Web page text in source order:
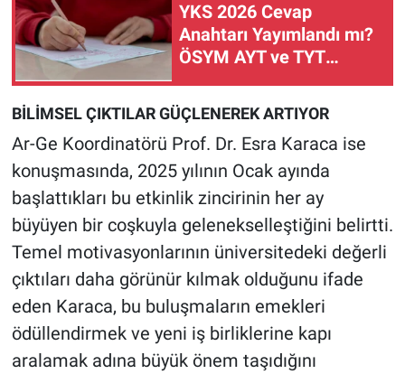
YKS 2026 Cevap
Anahtarı Yayımlandı mı?
ÖSYM AYT ve TYT
Açıklanacak?
BİLİMSEL ÇIKTILAR GÜÇLENEREK ARTIYOR
Ar-Ge Koordinatörü Prof. Dr. Esra Karaca ise
konuşmasında, 2025 yılının Ocak ayında
başlattıkları bu etkinlik zincirinin her ay
büyüyen bir coşkuyla gelenekselleştiğini belirtti.
Temel motivasyonlarının üniversitedeki değerli
çıktıları daha görünür kılmak olduğunu ifade
eden Karaca, bu buluşmaların emekleri
ödüllendirmek ve yeni iş birliklerine kapı
aralamak adına büyük önem taşıdığını